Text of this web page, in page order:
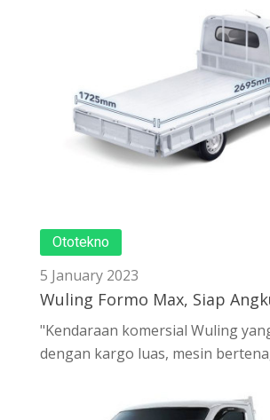
Ototekno
5 January 2023
Wuling Formo Max, Siap
"Kendaraan komersial Wuling
dengan kargo luas, mesin